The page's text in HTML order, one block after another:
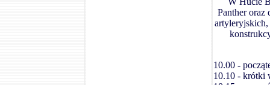
Panther oraz
10.00 -
10.10 - krótki